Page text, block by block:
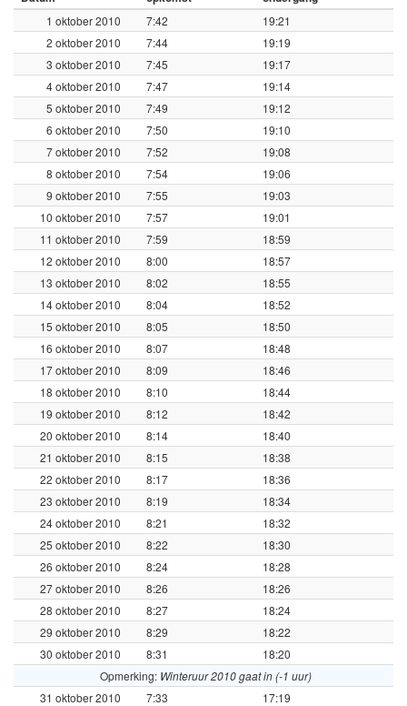
1 oktober 2010 7:42
19:21
2 oktober 2010
7:44
19:19
3 oktober 2010
7:45
19:17
4 oktober 2010
7:47
19:14
5 oktober 2010
7:49
19:12
6 oktober 2010
7:50
19:10
7 oktober 2010
7:52
19:08
8 oktober 2010
7:54
19:06
9 oktober 2010
7:55
19:03
10 oktober 2010
7:57
19:01
11 oktober 2010
7:59
18:59
12 oktober 2010
8:00
18:57
13 oktober 2010
8:02
18:55
14 oktober 2010
8:04
18:52
15 oktober 2010
8:05
18:50
16 oktober 2010
8:07
18:48
17 oktober 2010
8:09
18:46
18 oktober 2010
8:10
18:44
19 oktober 2010
8:12
18:42
20 oktober 2010
8:14
18:40
21 oktober 2010
8:15
18:38
22 oktober 2010
8:17
18:36
23 oktober 2010
8:19
18:34
24 oktober 2010
8:21
18:32
25 oktober 2010
8:22
18:30
26 oktober 2010
8:24
18:28
27 oktober 2010
8:26
18:26
28 oktober 2010
8:27
18:24
29 oktober 2010
8:29
18:22
30 oktober 2010
8:31
18:20
Opmerking: Winteruur 2010 gaat in (-1 uur)
31 oktober 2010
7:33 17:19